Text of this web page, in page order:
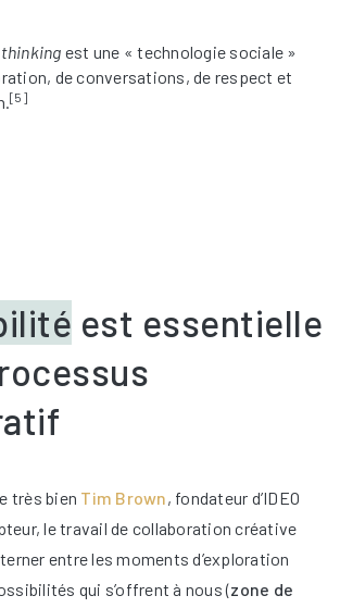
est une « technologie sociale »
de conversations, de respect et
[5]
est essentielle
très bien Tim Brown, fondateur d’IDEO
le travail de collaboration créative
entre les moments d’exploration
qui s’offrent à nous (zone de